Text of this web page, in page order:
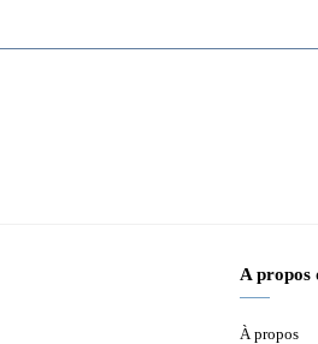
A propos
À propos